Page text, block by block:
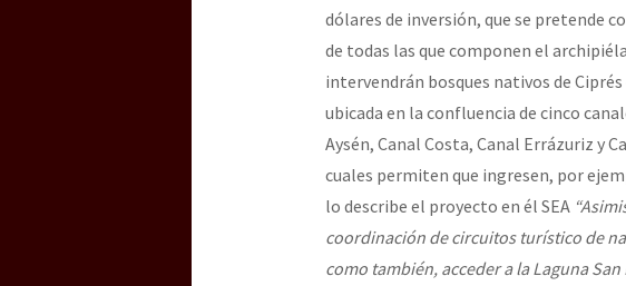
dólares de inversión, que se pretende
de todas las que componen el
intervendrán bosques nativos de
ubicada en la confluencia de cinco
Aysén, Canal Costa, Canal Errázuriz y
cuales permiten que ingresen, por
lo describe el proyecto en él SEA
coordinación de circuitos turístico de
como también, acceder a la Laguna